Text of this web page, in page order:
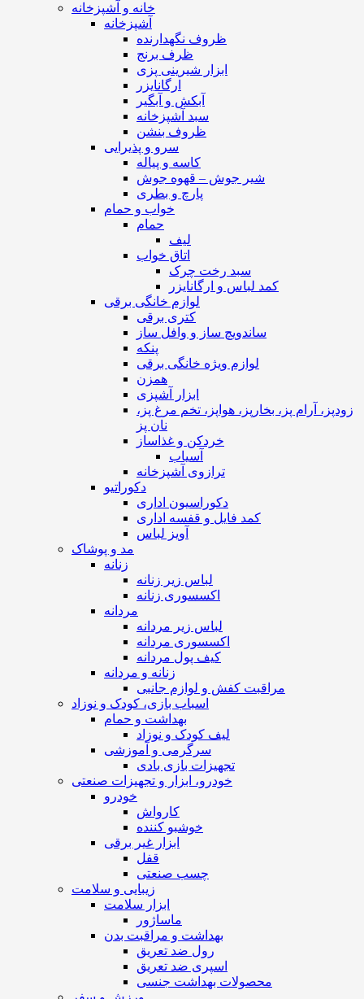
خانه و آشپزخانه
آشپزخانه
ظروف نگهدارنده
ظرف برنج
ابزار شیرینی پزی
ارگانایزر
آبکش و آبگیر
سبد آشپزخانه
ظروف بنشن
سرو و پذیرایی
کاسه و پیاله
شیر جوش – قهوه جوش
پارچ و بطری
خواب و حمام
حمام
لیف
اتاق خواب
سبد رخت چرک
کمد لباس و ارگانایزر
لوازم خانگی برقی
کتری برقی
ساندویچ ساز و وافل ساز
پنکه
لوازم ویژه خانگی برقی
همزن
ابزار آشپزی
زودپز، آرام پز، بخارپز، هواپز، تخم مرغ پز،
نان پز
خردکن و غذاساز
آسیاب
ترازوی آشپزخانه
دکوراتیو
دکوراسیون اداری
کمد فایل و قفسه اداری
آویز لباس
مد و پوشاک
زنانه
لباس زیر زنانه
اکسسوری زنانه
مردانه
لباس زیر مردانه
اکسسوری مردانه
کیف پول مردانه
زنانه و مردانه
مراقبت کفش و لوازم جانبی
اسباب بازی، کودک و نوزاد
بهداشت و حمام
لیف کودک و نوزاد
سرگرمی و آموزشی
تجهیزات بازی بادی
خودرو، ابزار و تجهیزات صنعتی
خودرو
کارواش
خوشبو کننده
ابزار غیر برقی
قفل
چسب صنعتی
زیبایی و سلامت
ابزار سلامت
ماساژور
بهداشت و مراقبت بدن
رول ضد تعریق
اسپری ضد تعریق
محصولات بهداشت جنسی